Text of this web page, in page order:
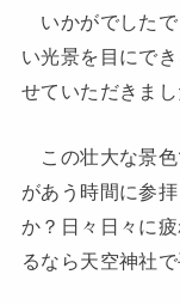
いかがでしたで
い光景を目にで
せていただきまし
この壮大な景色
があう時間に参
か？日々日々に
るなら天空神社